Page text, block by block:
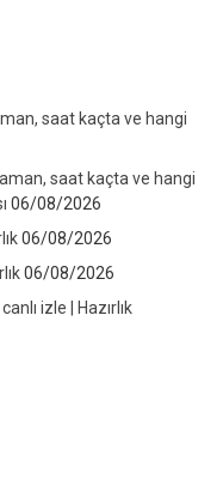
saat kaçta ve hangi
saat kaçta ve hangi
06/08/2026
06/08/2026
06/08/2026
izle | Hazırlık